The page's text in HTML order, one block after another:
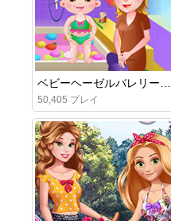
ベビーヘーゼルバレリーナダンス
50,405 プレイ